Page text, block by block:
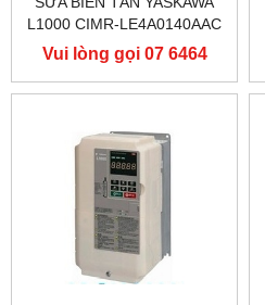
L1000 CIMR-LE4A0140AAC
400V 75KW, BIẾN TẦN
YASKAWA L1000
Vui lòng gọi 07 6464
9556